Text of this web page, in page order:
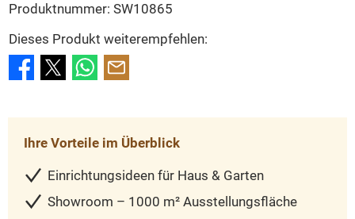
Produktnummer: SW10865
Dieses Produkt weiterempfehlen:
Ihre Vorteile im Überblick
Einrichtungsideen für Haus & Garten
Showroom – 1000 m² Ausstellungsfläche